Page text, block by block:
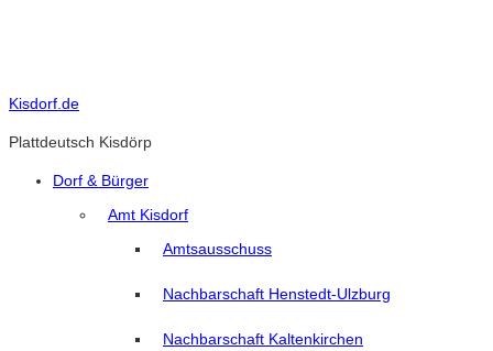
Kisdorf.de
Plattdeutsch Kisdörp
Dorf & Bürger
Amt Kisdorf
Amtsausschuss
Nachbarschaft Henstedt-Ulzburg
Nachbarschaft Kaltenkirchen